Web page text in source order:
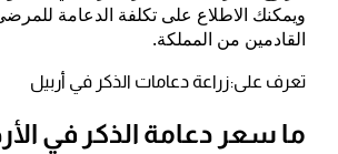
ويمكنك الاطلاع على تكلفة الدعامة
القادمين من المملكة.
تعرف على:زراعة دعامات الذكر في أربيل
ما سعر دعامة الذكر في